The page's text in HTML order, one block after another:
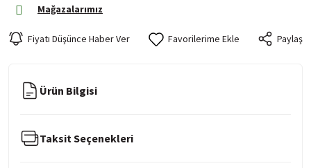
Mağazalarımız
Fiyatı Düşünce Haber Ver Paylaş
Ürün Bilgisi
Taksit Seçenekleri